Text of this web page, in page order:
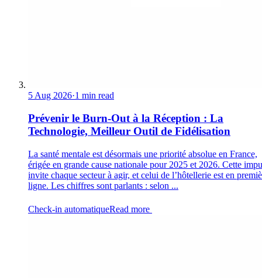
5 Aug 2026·1 min read
Prévenir le Burn-Out à la Réception : La
Technologie, Meilleur Outil de Fidélisation
La santé mentale est désormais une priorité absolue en France,
érigée en grande cause nationale pour 2025 et 2026. Cette
invite chaque secteur à agir, et celui de l’hôtellerie est en
ligne. Les chiffres sont parlants : selon ...
Check-in automatiqueRead more